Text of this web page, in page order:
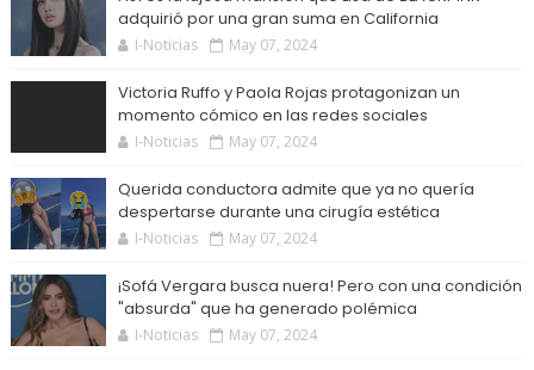
adquirió por una gran suma en California
I-Noticias May 07, 2024
Victoria Ruffo y Paola Rojas protagonizan un
momento cómico en las redes sociales
I-Noticias May 07, 2024
Querida conductora admite que ya no quería
despertarse durante una cirugía estética
I-Noticias May 07, 2024
¡Sofá Vergara busca nuera! Pero con una condición
"absurda" que ha generado polémica
I-Noticias May 07, 2024